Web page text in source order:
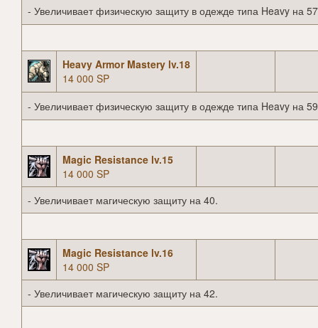
- Увеличивает физическую защиту в одежде типа Heavy на
Heavy Armor Mastery lv.18
14 000 SP
- Увеличивает физическую защиту в одежде типа Heavy на
Magic Resistance lv.15
14 000 SP
- Увеличивает магическую защиту на 40.
Magic Resistance lv.16
14 000 SP
- Увеличивает магическую защиту на 42.